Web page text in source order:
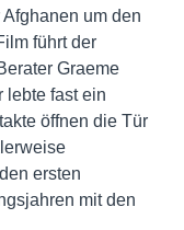
um den
führt der
Graeme
lebte fast ein
öffnen die Tür
ersten
mit den